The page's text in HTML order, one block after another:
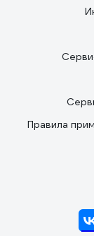
Правила